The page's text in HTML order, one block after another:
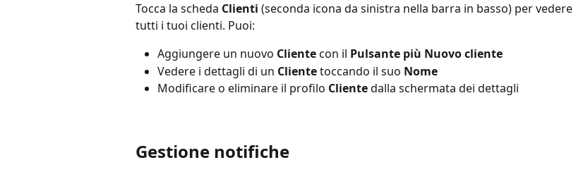
Tocca la scheda Clienti (seconda icona da sinistra nella barra in basso) per vedere
tutti i tuoi clienti. Puoi:
Aggiungere un nuovo Cliente con il Pulsante più Nuovo cliente
Vedere i dettagli di un Cliente toccando il suo Nome
Modificare o eliminare il profilo Cliente dalla schermata dei dettagli
Gestione notifiche